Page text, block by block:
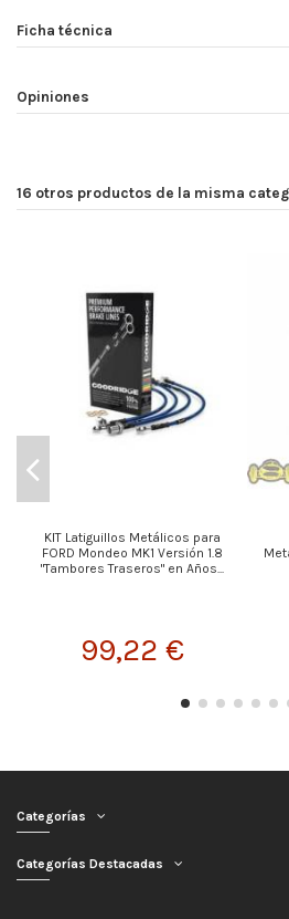
Ficha técnica
Opiniones
16 otros productos de la misma
KIT Latiguillos Metálicos para
FORD Mondeo MK1 Versión 1.8
"Tambores Traseros" en Años...
99,22 €
Categorías
Categorías Destacadas